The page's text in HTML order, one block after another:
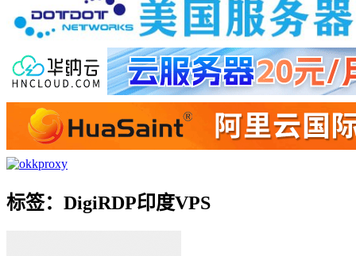
标签：DigiRDP印度VPS